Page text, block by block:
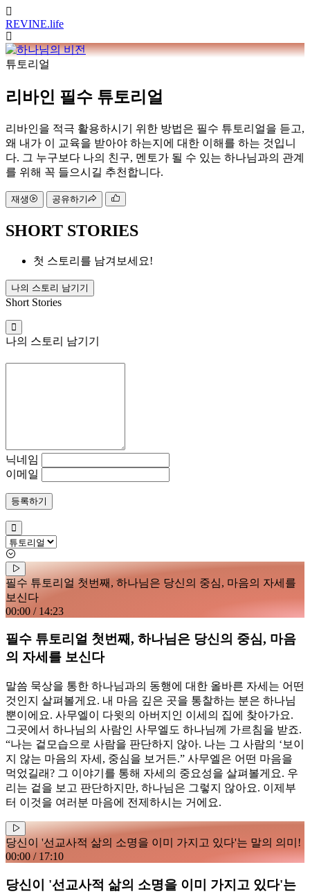
REVINE.life
튜토리얼
리바인 필수 튜토리얼
리바인을 적극 활용하시기 위한 방법은 필수 튜토리얼을 듣고,
왜 내가 이 교육을 받아야 하는지에 대한 이해를 하는 것입니
다. 그 누구보다 나의 친구, 멘토가 될 수 있는 하나님과의 관계
를 위해 꼭 들으시길 추천합니다.
재생 공유하기
SHORT STORIES
첫 스토리를 남겨보세요!
나의 스토리 남기기
Short Stories
나의 스토리 남기기
닉네임
이메일
등록하기
필수 튜토리얼 첫번째, 하나님은 당신의 중심, 마음의 자세를
보신다
00:00 / 14:23
필수 튜토리얼 첫번째, 하나님은 당신의 중심, 마음
의 자세를 보신다
말씀 묵상을 통한 하나님과의 동행에 대한 올바른 자세는 어떤
것인지 살펴볼게요. 내 마음 깊은 곳을 통찰하는 분은 하나님
뿐이에요. 사무엘이 다윗의 아버지인 이세의 집에 찾아가요.
그곳에서 하나님의 사람인 사무엘도 하나님께 가르침을 받죠.
“나는 겉모습으로 사람을 판단하지 않아. 나는 그 사람의 ‘보이
지 않는 마음의 자세, 중심을 보거든.” 사무엘은 어떤 마음을
먹었길래? 그 이야기를 통해 자세의 중요성을 살펴볼게요. 우
리는 겉을 보고 판단하지만, 하나님은 그렇지 않아요. 이제부
터 이것을 여러분 마음에 전제하시는 거에요.
당신이 '선교사적 삶의 소명을 이미 가지고 있다'는 말의 의미!
00:00 / 17:10
당신이 '선교사적 삶의 소명을 이미 가지고 있다'는